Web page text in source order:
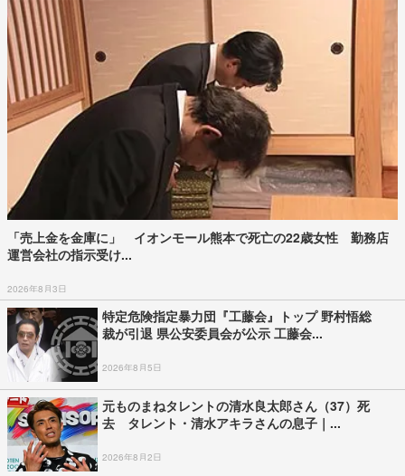
「売上金を金庫に」 イオンモール熊本で死亡の22歳女性 勤務店
運営会社の指示受け...
2026年8月3日
特定危険指定暴力団『工藤会』トップ 野村悟総
裁が引退 県公安委員会が公示 工藤会...
2026年8月5日
元ものまねタレントの清水良太郎さん（37）死
去 タレント・清水アキラさんの息子｜...
2026年8月2日